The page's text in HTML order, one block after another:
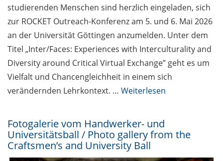
studierenden Menschen sind herzlich eingeladen, sich
zur ROCKET Outreach-Konferenz am 5. und 6. Mai 2026
an der Universität Göttingen anzumelden. Unter dem
Titel „Inter/Faces: Experiences with Interculturality and
Diversity around Critical Virtual Exchange” geht es um
Vielfalt und Chancengleichheit in einem sich
verändernden Lehrkontext. … Weiterlesen
Fotogalerie vom Handwerker- und
Universitätsball / Photo gallery from the
Craftsmen’s and University Ball